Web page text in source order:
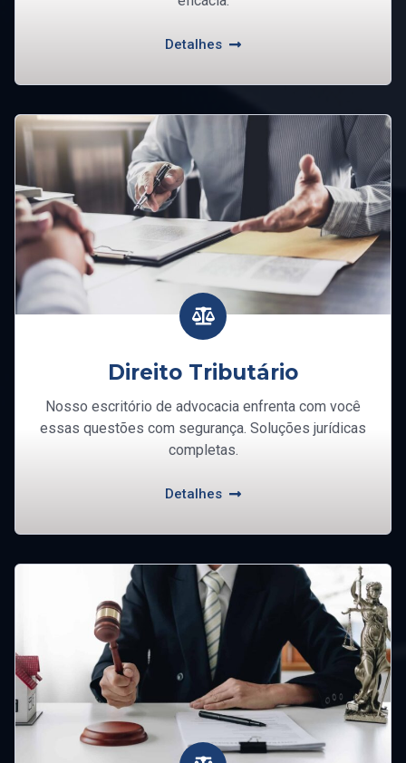
Detalhes
Direito Tributário
Nosso escritório de advocacia enfrenta com você
essas questões com segurança. Soluções jurídicas
completas.
Detalhes